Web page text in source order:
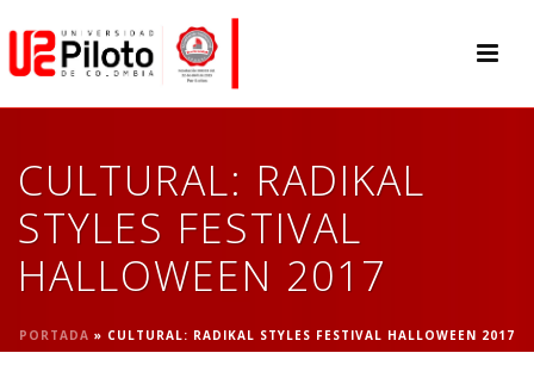
CULTURAL: RADIKAL
STYLES FESTIVAL
HALLOWEEN 2017
PORTADA » CULTURAL: RADIKAL STYLES FESTIVAL HALLOWEEN 2017